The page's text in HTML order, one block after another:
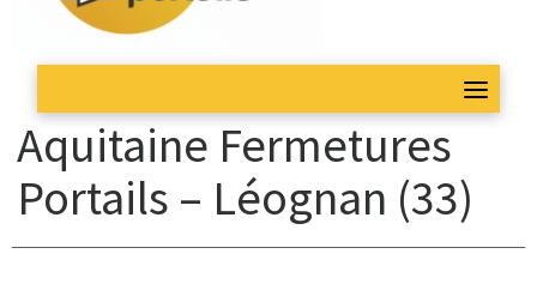
Aquitaine Fermetures
Portails – Léognan (33)